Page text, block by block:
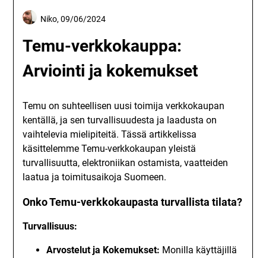
Temu-verkkokauppa:
Arviointi ja kokemukset
Niko,09/06/2024
Temu on suhteellisen uusi toimija verkkokaupan
kentällä, ja sen turvallisuudesta ja laadusta on
vaihtelevia mielipiteitä. Tässä artikkelissa
käsittelemme Temu-verkkokaupan yleistä
turvallisuutta, elektroniikan ostamista, vaatteiden
laatua ja toimitusaikoja Suomeen.
Onko Temu-verkkokaupasta turvallista tilata?
Turvallisuus:
Arvostelut ja Kokemukset: Monilla käyttäjillä